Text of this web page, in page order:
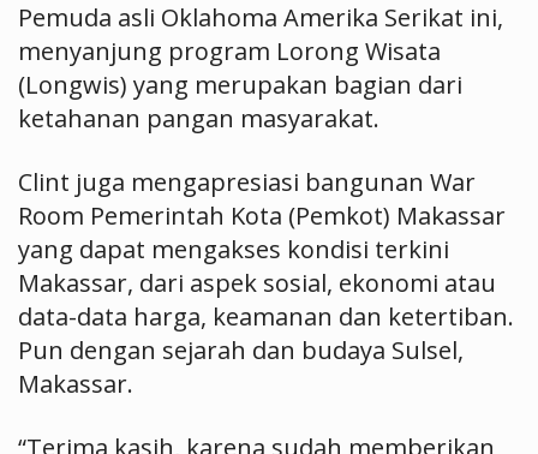
Pemuda asli Oklahoma Amerika Serikat ini,
menyanjung program Lorong Wisata
(Longwis) yang merupakan bagian dari
ketahanan pangan masyarakat.
Clint juga mengapresiasi bangunan War
Room Pemerintah Kota (Pemkot) Makassar
yang dapat mengakses kondisi terkini
Makassar, dari aspek sosial, ekonomi atau
data-data harga, keamanan dan ketertiban.
Pun dengan sejarah dan budaya Sulsel,
Makassar.
“Terima kasih, karena sudah memberikan